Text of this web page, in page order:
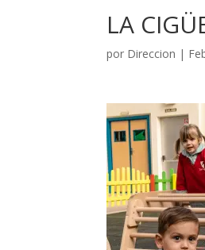
LA
por Direccion |